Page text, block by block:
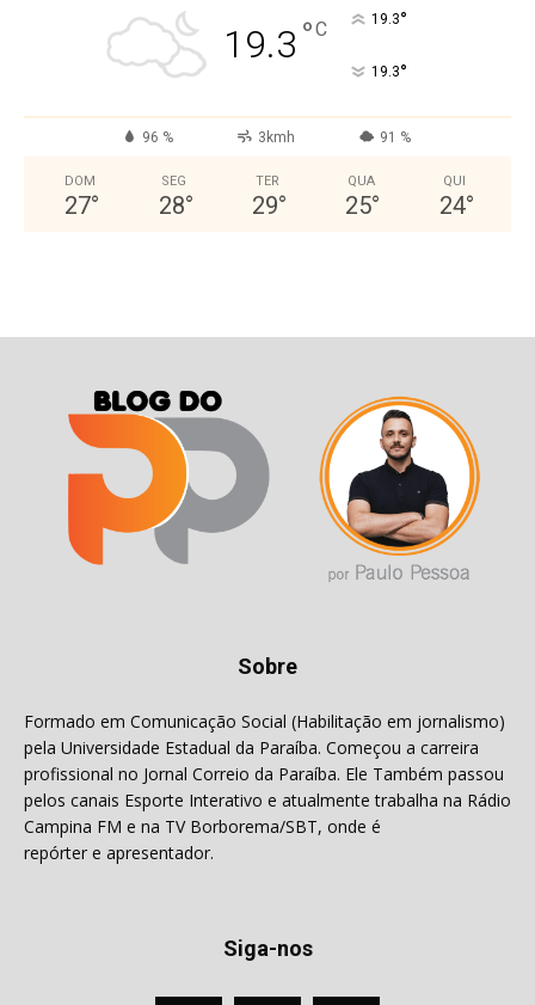
19.3 °C 19.3°
19.3°
96 % 3kmh 91 %
DOM
27°
SEG
28°
TER
29°
QUA
25°
QUI
24°
Sobre
Formado em Comunicação Social (Habilitação em jornalismo)
pela Universidade Estadual da Paraíba. Começou a carreira
profissional no Jornal Correio da Paraíba. Ele Também passou
pelos canais Esporte Interativo e atualmente trabalha na Rádio
Campina FM e na TV Borborema/SBT, onde é
repórter e apresentador.
Siga-nos